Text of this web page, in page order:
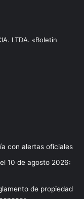
LTDA. «Boletin
con alertas oficiales
10 de agosto 2026:
de propiedad